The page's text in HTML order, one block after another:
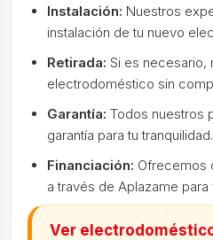
Instalación: Nuestros
instalación de tu nuevo
Retirada: Si es necesario,
electrodoméstico sin
Garantía: Todos nuestros
garantía para tu tranquilidad.
Financiación: Ofrecemos
a través de Aplazame
Ver